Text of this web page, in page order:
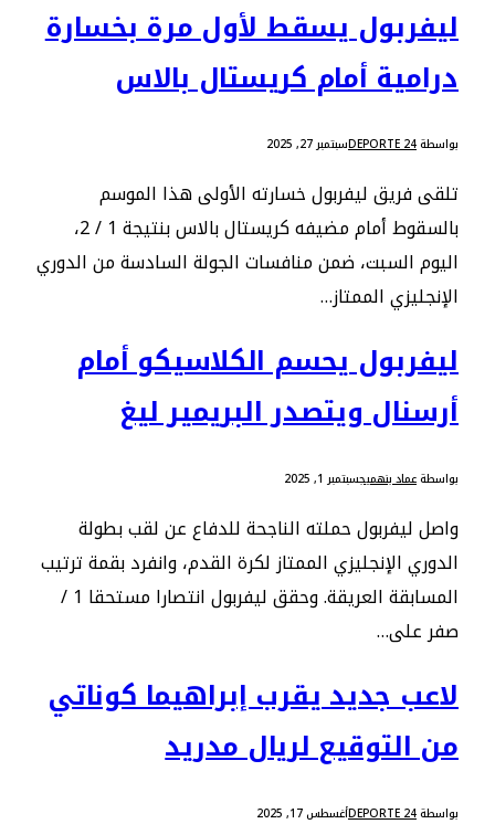
ليفربول يسقط لأول مرة بخسارة
درامية أمام كريستال بالاس
بواسطةDEPORTE 24سبتمبر 27, 2025
تلقى فريق ليفربول خسارته الأولى هذا الموسم
بالسقوط أمام مضيفه كريستال بالاس بنتيجة 1 / 2،
اليوم السبت، ضمن منافسات الجولة السادسة من الدوري
الإنجليزي الممتاز…
ليفربول يحسم الكلاسيكو أمام
أرسنال ويتصدر البريمير ليغ
بواسطةعماد بنهميجسبتمبر 1, 2025
واصل ليفربول حملته الناجحة للدفاع عن لقب بطولة
الدوري الإنجليزي الممتاز لكرة القدم، وانفرد بقمة ترتيب
المسابقة العريقة. وحقق ليفربول انتصارا مستحقا 1 /
صفر على…
لاعب جديد يقرب إبراهيما كوناتي
من التوقيع لريال مدريد
بواسطةDEPORTE 24أغسطس 17, 2025